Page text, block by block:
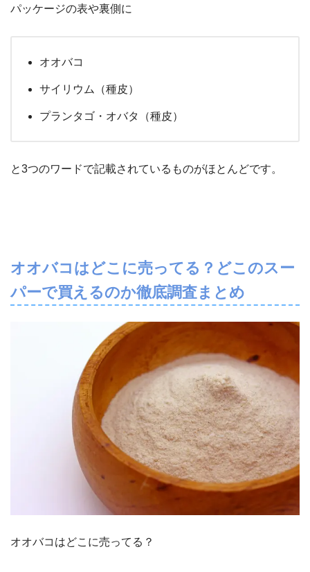
パッケージの表や裏側に
オオバコ
サイリウム（種皮）
プランタゴ・オバタ（種皮）
と3つのワードで記載されているものがほとんどです。
オオバコはどこに売ってる？どこのスー
パーで買えるのか徹底調査まとめ
オオバコはどこに売ってる？